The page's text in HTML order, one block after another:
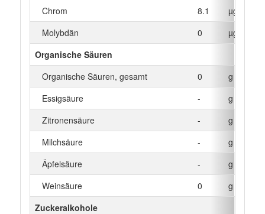
Chrom 8.1
µg
Molybdän
0
µg
Organische Säuren
Organische Säuren, gesamt
0
g
Essigsäure
-
g
Zitronensäure
-
g
Milchsäure
-
g
Äpfelsäure
-
g
Weinsäure
0
g
Zuckeralkohole